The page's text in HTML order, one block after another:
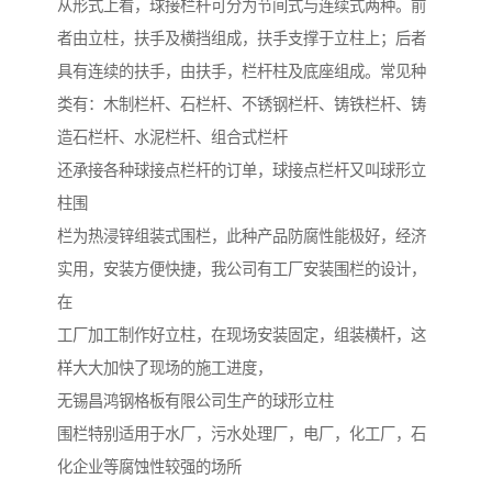
从形式上看，球接栏杆可分为节间式与连续式两种。前
者由立柱，扶手及横挡组成，扶手支撑于立柱上；后者
具有连续的扶手，由扶手，栏杆柱及底座组成。常见种
类有：木制栏杆、石栏杆、不锈钢栏杆、铸铁栏杆、铸
造石栏杆、水泥栏杆、组合式栏杆
还承接各种球接点栏杆的订单，球接点栏杆又叫球形立
柱围
栏为热浸锌组装式围栏，此种产品防腐性能极好，经济
实用，安装方便快捷，我公司有工厂安装围栏的设计，
在
工厂加工制作好立柱，在现场安装固定，组装横杆，这
样大大加快了现场的施工进度，
无锡昌鸿钢格板有限公司生产的球形立柱
围栏特别适用于水厂，污水处理厂，电厂，化工厂，石
化企业等腐蚀性较强的场所